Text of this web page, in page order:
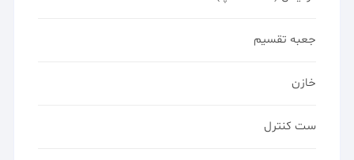
جعبه تقسیم
خازن
ست کنترل